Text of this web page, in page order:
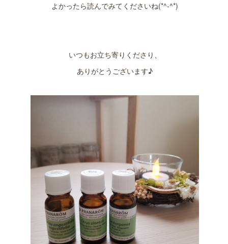
よかったら読んでみてくださいね(*^-^*)
いつもお立ち寄りくださり、
ありがとうございます♪